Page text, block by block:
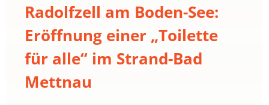
Radolfzell am Boden-See:
Eröffnung einer „Toilette
für alle“ im Strand-Bad
Mettnau